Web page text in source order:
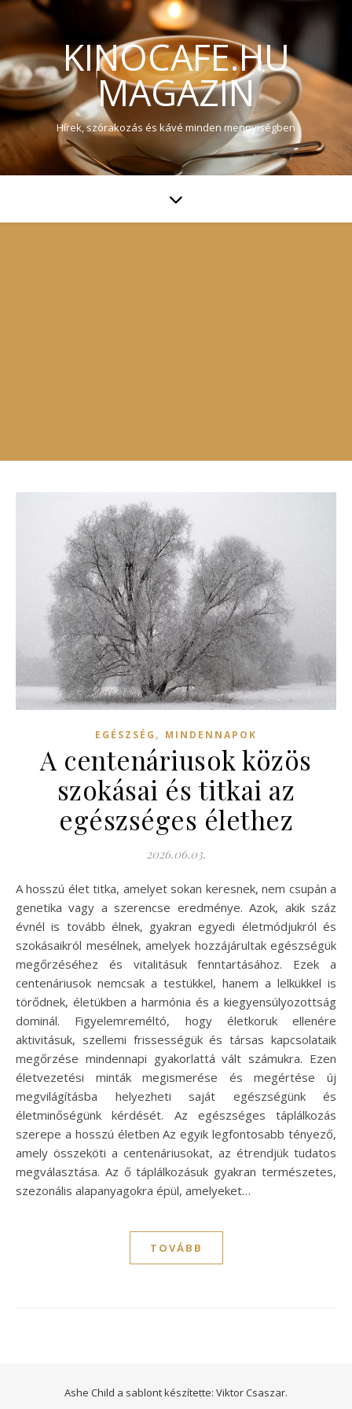
KINOCAFE.HU
MAGAZIN
Hírek, szórakozás és kávé minden mennyiségben
EGÉSZSÉG , MINDENNAPOK
A centenáriusok közös
szokásai és titkai az
egészséges élethez
2026.06.03.
A hosszú élet titka, amelyet sokan keresnek, nem csupán a
genetika vagy a szerencse eredménye. Azok, akik száz
évnél is tovább élnek, gyakran egyedi életmódjukról és
szokásaikról mesélnek, amelyek hozzájárultak egészségük
megőrzéséhez és vitalitásuk fenntartásához. Ezek a
centenáriusok nemcsak a testükkel, hanem a lelkükkel is
törődnek, életükben a harmónia és a kiegyensúlyozottság
dominál. Figyelemreméltó, hogy életkoruk ellenére
aktivitásuk, szellemi frissességük és társas kapcsolataik
megőrzése mindennapi gyakorlattá vált számukra. Ezen
életvezetési minták megismerése és megértése új
megvilágításba helyezheti saját egészségünk és
életminőségünk kérdését. Az egészséges táplálkozás
szerepe a hosszú életben Az egyik legfontosabb tényező,
amely összeköti a centenáriusokat, az étrendjük tudatos
megválasztása. Az ő táplálkozásuk gyakran természetes,
szezonális alapanyagokra épül, amelyeket…
TOVÁBB
Ashe Child a sablont készítette: Viktor Csaszar.